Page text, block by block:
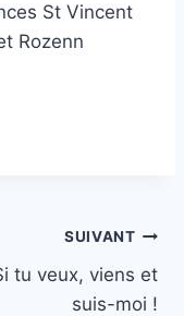
St Vincent
Rozenn
SUIVANT
tu veux, viens et
suis-moi !